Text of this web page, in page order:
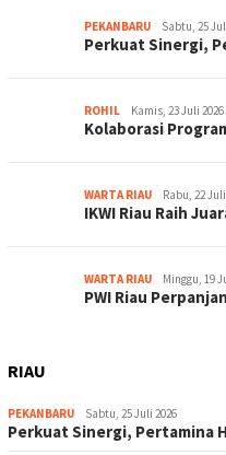
PEKANBARU Sabtu, 25
Perkuat Sinergi,
ROHIL Kamis, 23 Juli 2026
Kolaborasi
WARTA RIAU Rabu, 22
IKWI Riau Raih
WARTA RIAU Minggu, 19
PWI Riau
RIAU
PEKANBARU Sabtu, 25 Juli 2026
Perkuat Sinergi, Pertamina